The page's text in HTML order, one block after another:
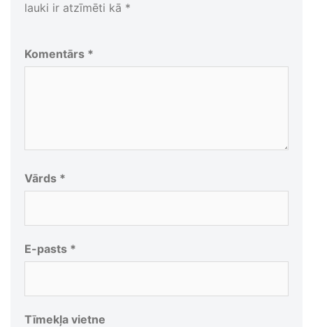
lauki ir atzīmēti kā *
Komentārs *
Vārds *
E-pasts *
Tīmekļa vietne